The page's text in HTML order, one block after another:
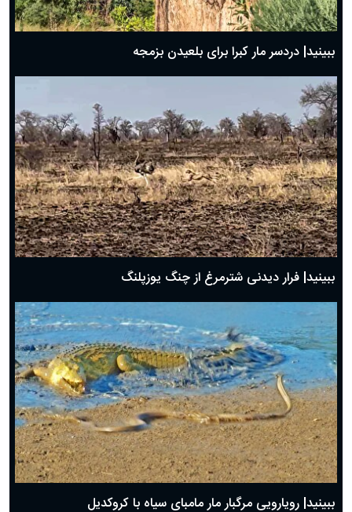
ببینید| دردسر مار کبرا برای بلعیدن بزمجه
ببینید| فرار دیدنی شترمرغ از چنگ یوزپلنگ
ببینید| رویارویی مرگبار مار مامبای سیاه با کروکدیل